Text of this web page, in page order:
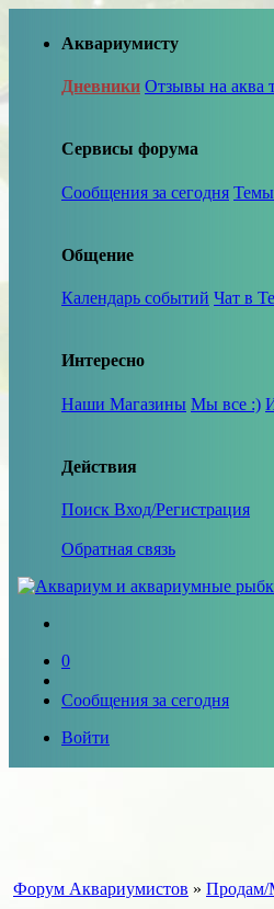
Аквариумисту
Дневники Отзывы на аква
Сервисы форума
Сообщения за сегодня Темы
Общение
Календарь событий Чат в
Интересно
Наши Магазины Мы все :)
Действия
Поиск Вход/Регистрация
Обратная связь
0
Сообщения за сегодня
Войти
Форум Аквариумистов »